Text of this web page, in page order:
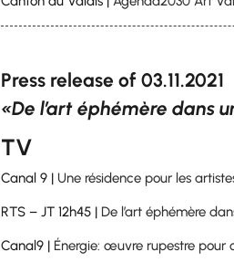
Press release of 03.11.2021
«De l’art éphémère dans
TV
Canal 9 | Une résidence pour les
RTS – JT 12h45 | De l’art éphémère
Canal9 | Énergie: œuvre rupestre